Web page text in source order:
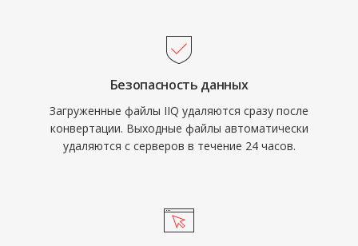
Безопасность данных
Загруженные файлы IIQ удаляются сразу после
конвертации. Выходные файлы автоматически
удаляются с серверов в течение 24 часов.